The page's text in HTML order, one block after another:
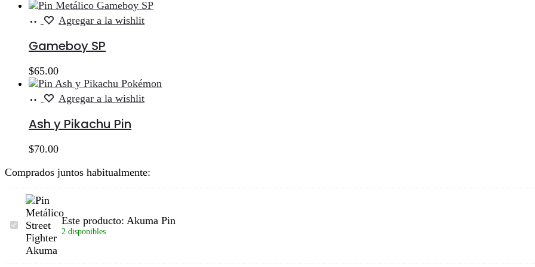
Añadir
carrito
Agregar a la wishlit
Gameboy SP
$65.00
Añadir
carrito
Agregar a la wishlit
Ash y Pikachu Pin
$70.00
Comprados juntos habitualmente:
Akuma
Este producto: Akuma Pin
2 disponibles